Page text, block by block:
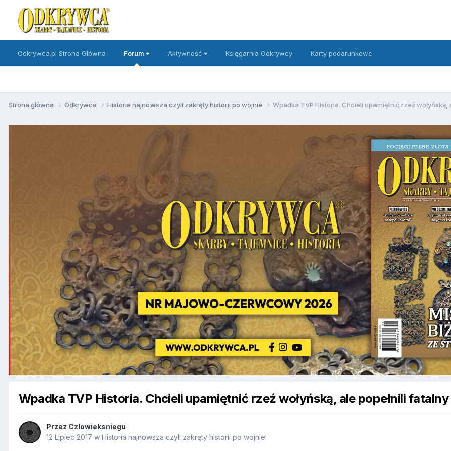
Odkrywca.pl Strona Główna Forum Aktywność Księgarnia Odkrywcy Karty podarunkowe
Strona główna Odkrywca Historia najnowsza czyli zakręty historii po wojnie Wpadka TVP Historia. Chcieli upamiętnić rzeź wołyńską,
Wpadka TVP Historia. Chcieli upamiętnić rzeź wołyńską, ale popełnili fatalny
Przez Czlowieksniegu
12 Lipiec 2017 w Historia najnowsza czyli zakręty historii po wojnie